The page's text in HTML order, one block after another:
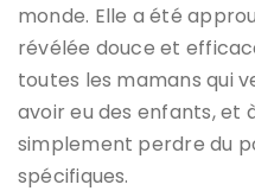
monde. Elle a été
révélée douce et
toutes les mamans qui
avoir eu des enfants, et
simplement perdre du
spécifiques.